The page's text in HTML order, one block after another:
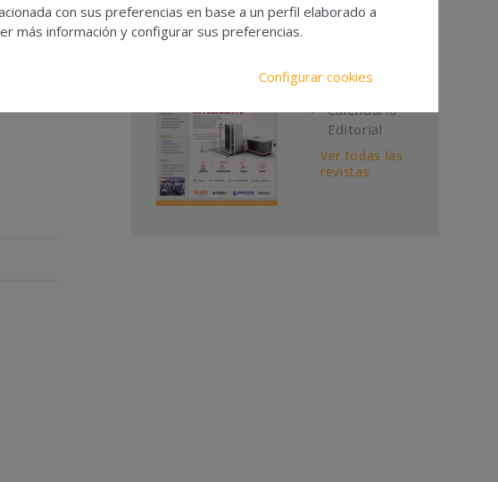
Suscripciones
Calendario
Editorial
Ver todas las
revistas
con sus preferencias en base a un perfil elaborado a
más información y configurar sus preferencias.
Configurar cookies